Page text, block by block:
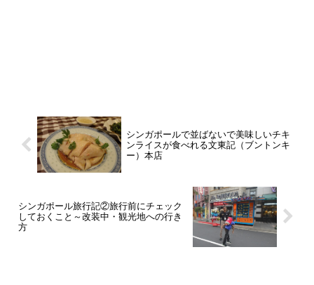
シンガポールで並ばないで美味しいチキ
ンライスが食べれる文東記（ブントンキ
ー）本店
シンガポール旅行記②旅行前にチェック
しておくこと～改装中・観光地への行き
方